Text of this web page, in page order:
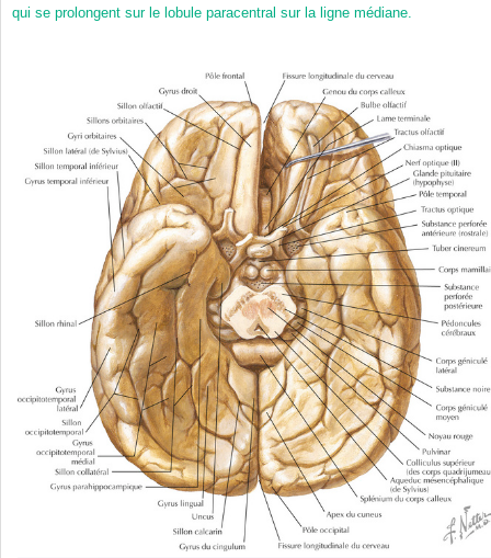
qui se prolongent sur le lobule paracentral sur la ligne médiane.